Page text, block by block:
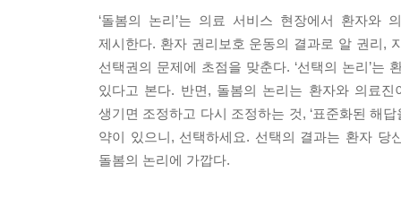
돌봄의 논리는 사물도 사람처럼 예측할 수 없다
길들이려는 끈질긴 시도가 좋은 돌봄에 포함되어
한다. 기술은 우리가 원하는 대로 작동되지 않고,
--- 「4장 관리하기 대 의사 노릇하기」 중에서
돌봄의 논리에서 볼 때, 공중보건 캠페인의 첫 번
다는 점이다. 좋은 돌봄은 특정성에 따라 달라지
‘돌봄의 논리’는 의료 서비스 현장에서 환자와
제시한다. 환자 권리보호 운동의 결과로 알 권리,
선택권의 문제에 초점을 맞춘다. ‘선택의 논리’
있다고 본다. 반면, 돌봄의 논리는 환자와 의료
생기면 조정하고 다시 조정하는 것, ‘표준화된 해
약이 있으니, 선택하세요. 선택의 결과는 환자 당
돌봄의 논리에 가깝다.